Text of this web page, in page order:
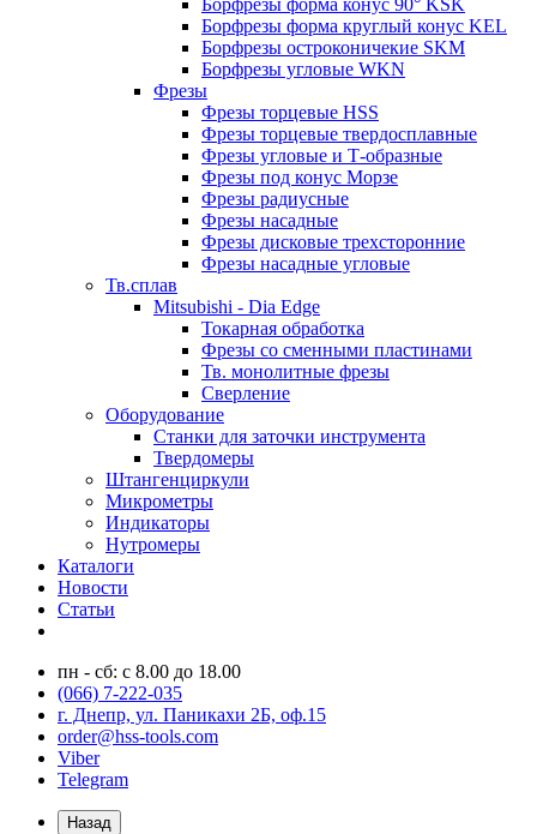
Борфрезы форма конус 90° KSK
Борфрезы форма круглый конус KEL
Борфрезы остроконичекие SKM
Борфрезы угловые WKN
Фрезы
Фрезы торцевые HSS
Фрезы торцевые твердосплавные
Фрезы угловые и Т-образные
Фрезы под конус Морзе
Фрезы радиусные
Фрезы насадные
Фрезы дисковые трехсторонние
Фрезы насадные угловые
Тв.сплав
Mitsubishi - Dia Edge
Токарная обработка
Фрезы со сменными пластинами
Тв. монолитные фрезы
Сверление
Оборудование
Станки для заточки инструмента
Твердомеры
Штангенциркули
Микрометры
Индикаторы
Нутромеры
Каталоги
Новости
Статьи
пн - сб: с 8.00 до 18.00
(066) 7-222-035
г. Днепр, ул. Паникахи 2Б, оф.15
order@hss-tools.com
Viber
Telegram
Назад